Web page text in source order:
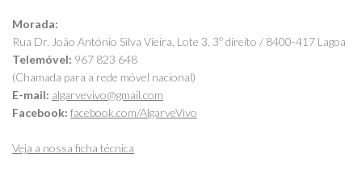
Morada:
Rua Dr. João António Silva Vieira, Lote 3, 3º direito / 8400-417 Lagoa
Telemóvel: 967 823 648
(Chamada para a rede móvel nacional)
E-mail: algarvevivo@gmail.com
Facebook: facebook.com/AlgarveVivo
Veja a nossa ficha técnica